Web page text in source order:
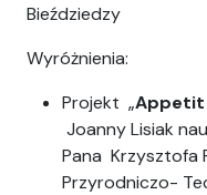
Bieździedzy
Wyróżnienia:
Projekt „Appetit
Joanny Lisiak
Pana Krzysztofa
Przyrodniczo-